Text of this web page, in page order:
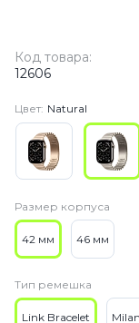
Код товара:
12606
Цвет: Natural
Размер корпуса
42 мм 46 мм
Тип ремешка
Link Bracelet